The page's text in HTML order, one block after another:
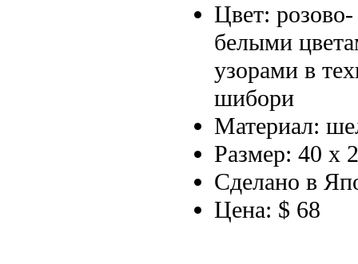
Цвет:
белыми
узорами в
шибори
Материал:
Размер: 40 х
Сделано в
Цена: $ 68